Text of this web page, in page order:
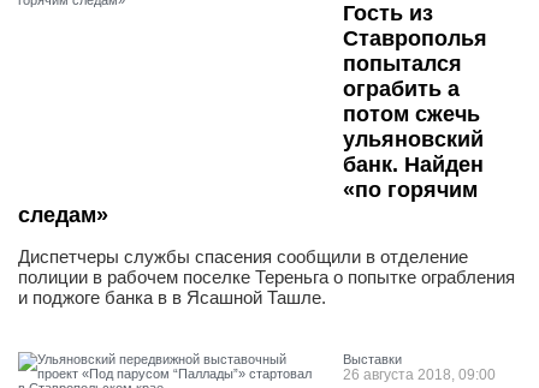
Гость из
Ставрополья
попытался
ограбить а
потом сжечь
ульяновский
банк. Найден
«по горячим
следам»
Диспетчеры службы спасения сообщили в отделение
полиции в рабочем поселке Тереньга о попытке ограбления
и поджоге банка в в Ясашной Ташле.
Выставки
26 августа 2018, 09:00